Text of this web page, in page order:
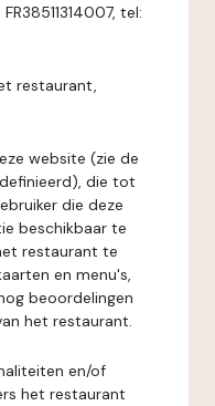
tel:
restaurant,
website (zie de
die tot
die deze
beschikbaar te
restaurant te
en menu's,
beoordelingen
het restaurant.
en/of
het restaurant